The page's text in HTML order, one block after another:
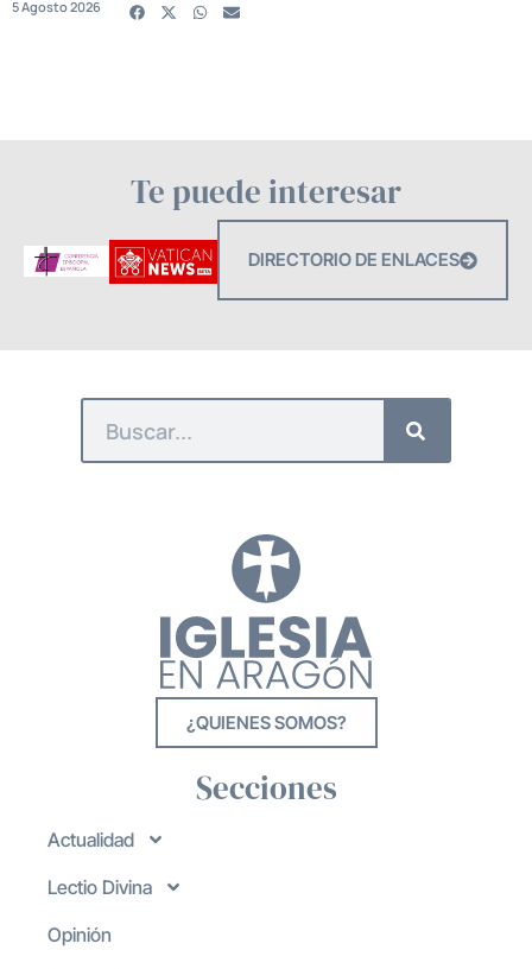
5 Agosto 2026
Te puede interesar
DIRECTORIO DE ENLACES
¿QUIENES SOMOS?
Secciones
Actualidad
Lectio Divina
Opinión